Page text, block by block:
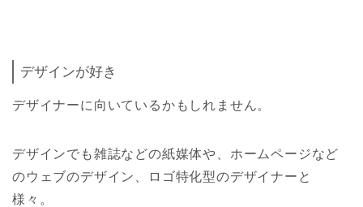
デザインが好き
デザイナーに向いているかもしれません。
デザインでも雑誌などの紙媒体や、ホームページなど
のウェブのデザイン、ロゴ特化型のデザイナーと
様々。